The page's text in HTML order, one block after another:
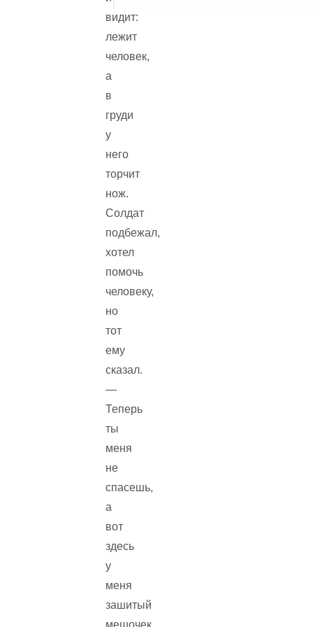
видит:
лежит
человек,
а
в
груди
у
него
торчит
нож.
Солдат
подбежал,
хотел
помочь
человеку,
но
тот
ему
сказал.
—
Теперь
ты
меня
не
спасешь,
а
вот
здесь
у
меня
зашитый